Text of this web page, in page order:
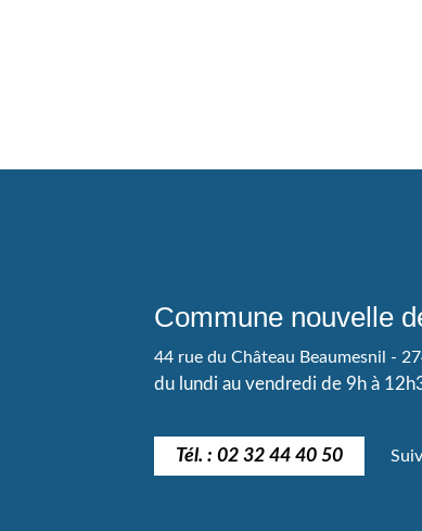
Commune nouvelle
44 rue du Château Beaumesnil -
du lundi au vendredi de 9h à
Tél. : 02 32 44 40 50